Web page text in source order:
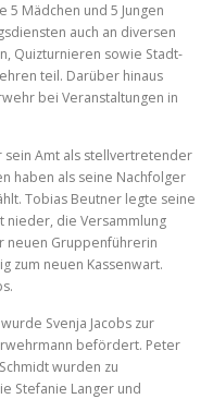
5 Mädchen und 5 Jungen
auch an diversen
Quizturnieren sowie Stadt-
teil. Darüber hinaus
bei Veranstaltungen in
sein Amt als stellvertretender
haben als seine Nachfolger
Tobias Beutner legte seine
nieder, die Versammlung
neuen Gruppenführerin
zum neuen Kassenwart.
Svenja Jacobs zur
befördert. Peter
wurden zu
Stefanie Langer und